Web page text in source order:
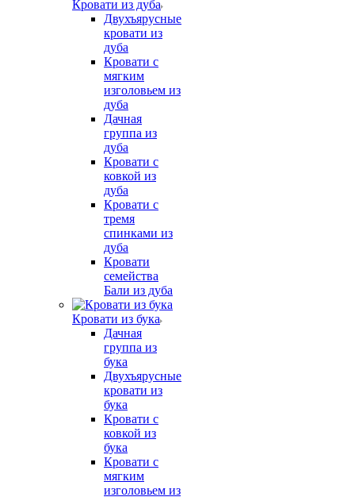
Кровати из дуба
Двухъярусные
кровати из
дуба
Кровати с
мягким
изголовьем из
дуба
Дачная
группа из
дуба
Кровати с
ковкой из
дуба
Кровати с
тремя
спинками из
дуба
Кровати
семейства
Бали из дуба
Кровати из бука
Дачная
группа из
бука
Двухъярусные
кровати из
бука
Кровати с
ковкой из
бука
Кровати с
мягким
изголовьем из